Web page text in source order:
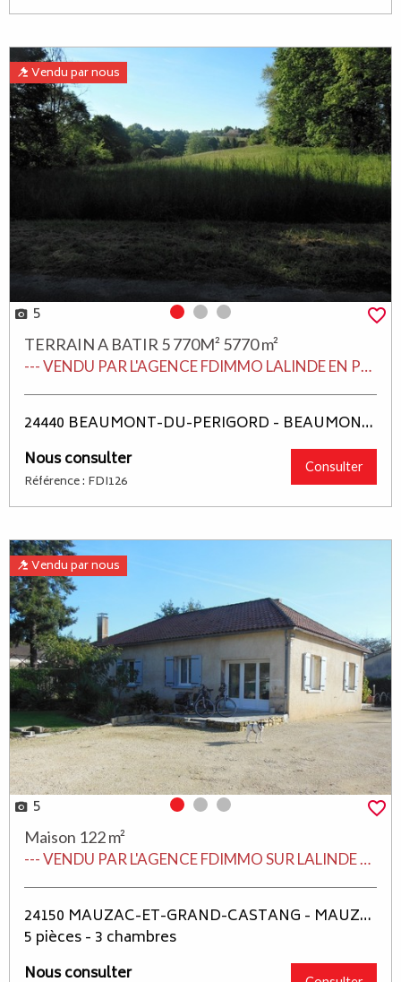
Vendu par nous
5 Photo 0
Photo 1Photo 2
TERRAIN A BATIR 5 770M² 5770 m²
--- VENDU PAR L'AGENCE FDIMMO LALINDE EN PERIGORD ---
24440 BEAUMONT-DU-PERIGORD - BEAUMONT DU PERIGORD
Nous consulter
Référence : FDI126
Consulter
Vendu par nous
5 Photo 0
Photo 1Photo 2
Maison 122 m²
--- VENDU PAR L'AGENCE FDIMMO SUR LALINDE EN PERIGORD ---
24150 MAUZAC-ET-GRAND-CASTANG - MAUZAC ET GRAND CASTANG
5 pièces - 3 chambres
Nous consulter